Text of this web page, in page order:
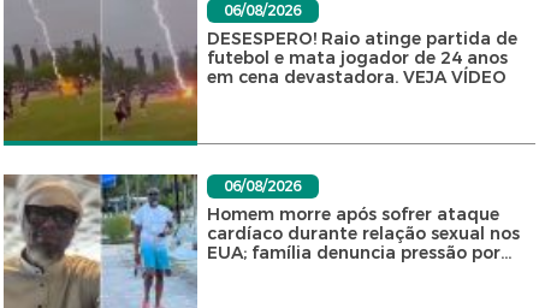
06/08/2026
DESESPERO! Raio atinge partida de
futebol e mata jogador de 24 anos
em cena devastadora. VEJA VÍDEO
06/08/2026
Homem morre após sofrer ataque
cardíaco durante relação sexual nos
EUA; família denuncia pressão por...